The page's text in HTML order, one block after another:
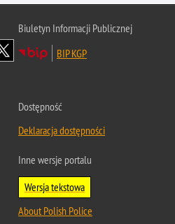
Biuletyn Informacji Publicznej
BIP KGP
Dostępność
Deklaracja dostępności
Inne wersje portalu
Wersja tekstowa
About Polish Police